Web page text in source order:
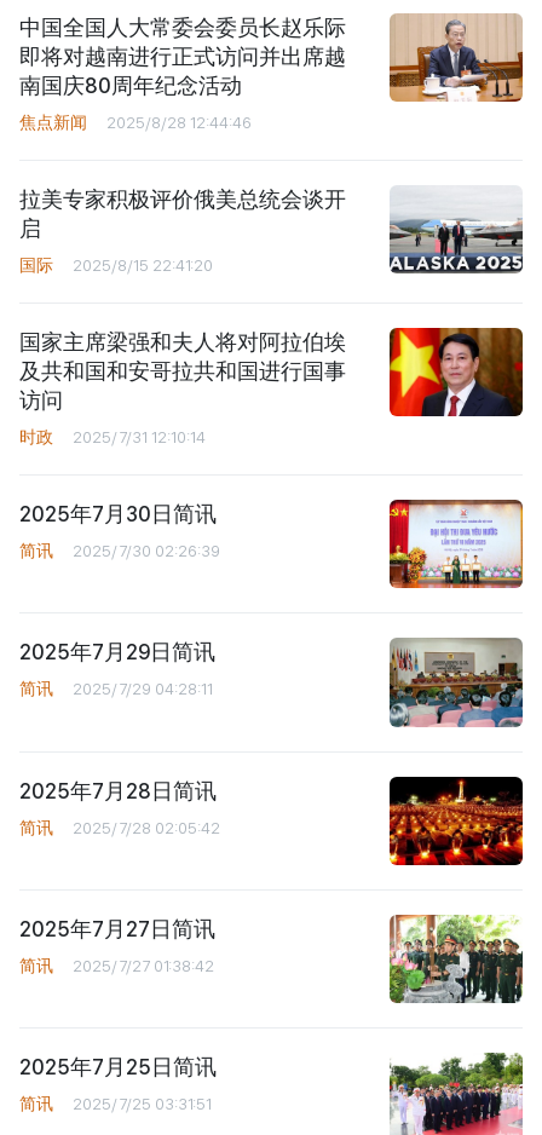
中国全国人大常委会委员长赵乐际
即将对越南进行正式访问并出席越
南国庆80周年纪念活动
焦点新闻 2025/8/28 12:44:46
拉美专家积极评价俄美总统会谈开
启
国际 2025/8/15 22:41:20
国家主席梁强和夫人将对阿拉伯埃
及共和国和安哥拉共和国进行国事
访问
时政 2025/7/31 12:10:14
2025年7月30日简讯
简讯 2025/7/30 02:26:39
2025年7月29日简讯
简讯 2025/7/29 04:28:11
2025年7月28日简讯
简讯 2025/7/28 02:05:42
2025年7月27日简讯
简讯 2025/7/27 01:38:42
2025年7月25日简讯
简讯 2025/7/25 03:31:51